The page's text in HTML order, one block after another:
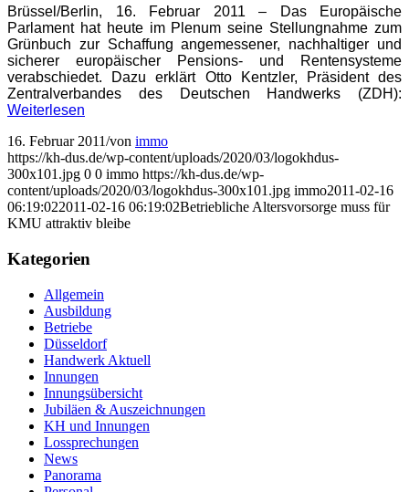
Brüssel/Berlin, 16. Februar 2011 – Das Europäische
Parlament hat heute im Plenum seine Stellungnahme zum
Grünbuch zur Schaffung angemessener, nachhaltiger und
sicherer europäischer Pensions- und Rentensysteme
verabschiedet. Dazu erklärt Otto Kentzler, Präsident des
Zentralverbandes des Deutschen Handwerks (ZDH):
Weiterlesen
16. Februar 2011/von immo
https://kh-dus.de/wp-content/uploads/2020/03/logokhdus-
300x101.jpg 0 0 immo https://kh-dus.de/wp-
content/uploads/2020/03/logokhdus-300x101.jpg immo2011-02-16
06:19:022011-02-16 06:19:02Betriebliche Altersvorsorge muss für
KMU attraktiv bleibe
Kategorien
Allgemein
Ausbildung
Betriebe
Düsseldorf
Handwerk Aktuell
Innungen
Innungsübersicht
Jubiläen & Auszeichnungen
KH und Innungen
Lossprechungen
News
Panorama